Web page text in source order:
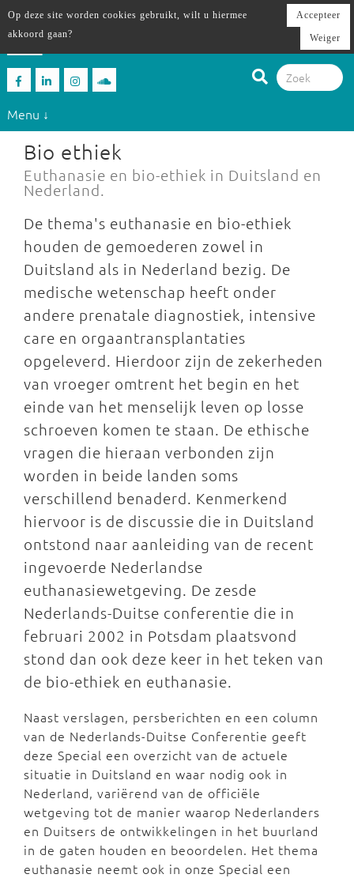
Menu ↓
Bio ethiek
Euthanasie en bio-ethiek in Duitsland en
Nederland.
De thema's euthanasie en bio-ethiek
houden de gemoederen zowel in
Duitsland als in Nederland bezig. De
medische wetenschap heeft onder
andere prenatale diagnostiek, intensive
care en orgaantransplantaties
opgeleverd. Hierdoor zijn de zekerheden
van vroeger omtrent het begin en het
einde van het menselijk leven op losse
schroeven komen te staan. De ethische
vragen die hieraan verbonden zijn
worden in beide landen soms
verschillend benaderd. Kenmerkend
hiervoor is de discussie die in Duitsland
ontstond naar aanleiding van de recent
ingevoerde Nederlandse
euthanasiewetgeving. De zesde
Nederlands-Duitse conferentie die in
februari 2002 in Potsdam plaatsvond
stond dan ook deze keer in het teken van
de bio-ethiek en euthanasie.
Naast verslagen, persberichten en een column
van de Nederlands-Duitse Conferentie geeft
deze Special een overzicht van de actuele
situatie in Duitsland en waar nodig ook in
Nederland, variërend van de officiële
wetgeving tot de manier waarop Nederlanders
en Duitsers de ontwikkelingen in het buurland
in de gaten houden en beoordelen. Het thema
euthanasie neemt ook in onze Special een
Op deze site worden cookies gebruikt, wilt u hiermee
akkoord gaan?
Accepteer
Weiger